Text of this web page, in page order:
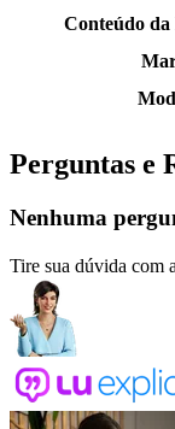
Conteúdo da
Perguntas e
Nenhuma
Tire sua dúvida com